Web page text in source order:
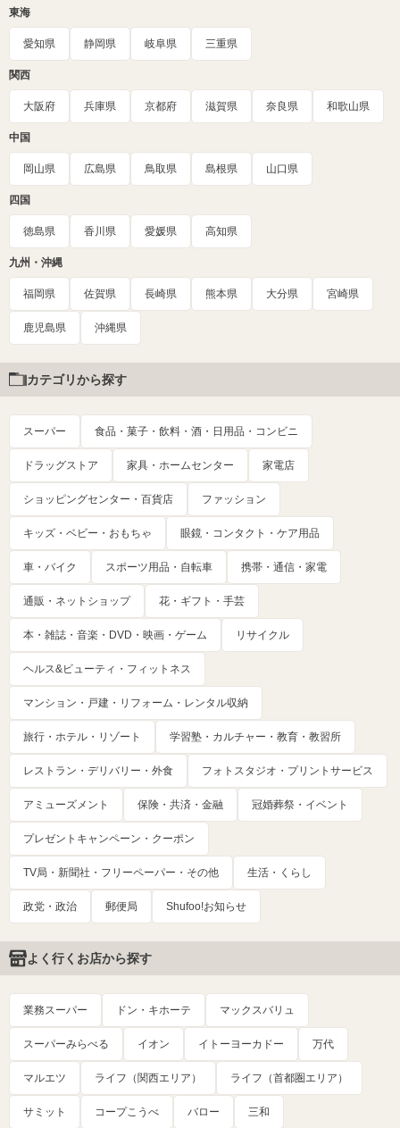
東海
愛知県 静岡県 岐阜県 三重県
関西
大阪府 兵庫県 京都府 滋賀県 奈良県 和歌山県
中国
岡山県 広島県 鳥取県 島根県 山口県
四国
徳島県 香川県 愛媛県 高知県
九州・沖縄
福岡県 佐賀県 長崎県 熊本県 大分県 宮崎県
鹿児島県 沖縄県
カテゴリから探す
スーパー 食品・菓子・飲料・酒・日用品・コンビニ
ドラッグストア 家具・ホームセンター 家電店
ショッピングセンター・百貨店 ファッション
キッズ・ベビー・おもちゃ 眼鏡・コンタクト・ケア用品
車・バイク スポーツ用品・自転車 携帯・通信・家電
通販・ネットショップ 花・ギフト・手芸
本・雑誌・音楽・DVD・映画・ゲーム リサイクル
ヘルス&ビューティ・フィットネス
マンション・戸建・リフォーム・レンタル収納
旅行・ホテル・リゾート 学習塾・カルチャー・教育・教習所
レストラン・デリバリー・外食 フォトスタジオ・プリントサービス
アミューズメント 保険・共済・金融 冠婚葬祭・イベント
プレゼントキャンペーン・クーポン
TV局・新聞社・フリーペーパー・その他 生活・くらし
政党・政治 郵便局 Shufoo!お知らせ
よく行くお店から探す
業務スーパー ドン・キホーテ マックスバリュ
スーパーみらべる イオン イトーヨーカドー 万代
マルエツ ライフ（関西エリア） ライフ（首都圏エリア）
サミット コープこうべ バロー 三和